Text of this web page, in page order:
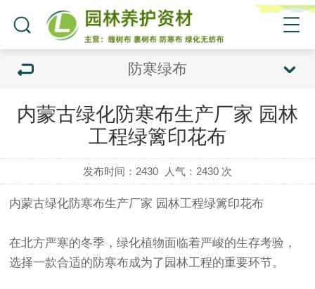
防寒绿布
内蒙古绿化防寒布生产厂家 园林
工程绿篱印花布
发布时间：2430 人气： 2430 次
内蒙古绿化防寒布生产厂家 园林工程绿篱印花布
在北方严寒的冬季，绿化植物面临着严峻的生存考验，
选择一款合适的防寒布成为了园林工程的重要环节。